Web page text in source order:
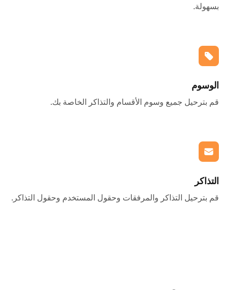
بسهولة.
الوسوم
قم بترحيل جميع وسوم الأقسام والتذاكر الخاصة بك.
التذاكر
قم بترحيل التذاكر والمرفقات وحقول المستخدم وحقول التذاكر.